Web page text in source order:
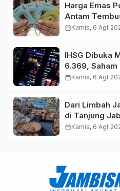
Harga Emas
Antam
Gram
calendar_monthKamis, 6 Agt
IHSG Dibuka
6.369,
Penggerak
calendar_monthKamis, 6 Agt
Dari Limbah
di Tanjung
Kerajinan
calendar_monthKamis, 6 Agt